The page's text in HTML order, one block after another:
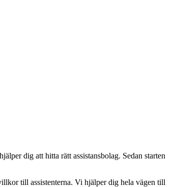
dig att hitta rätt assistansbolag. Sedan starten
till assistenterna. Vi hjälper dig hela vägen till